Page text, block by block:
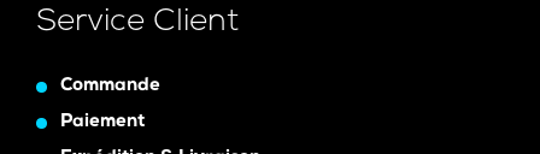
Service Client
Commande
Paiement